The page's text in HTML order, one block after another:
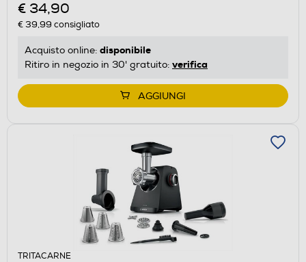
€ 34,90
€ 39,99 consigliato
Acquisto online: disponibile
Ritiro in negozio in 30' gratuito: verifica
AGGIUNGI
TRITACARNE